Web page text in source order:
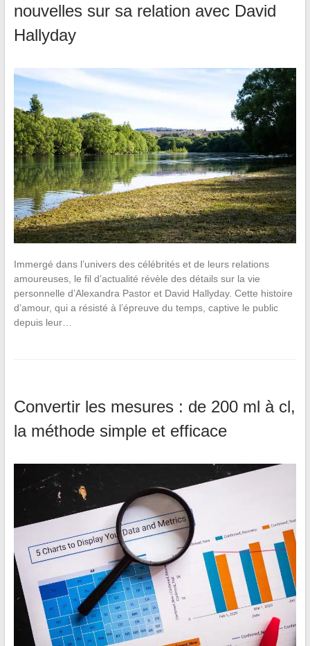
nouvelles sur sa relation avec David
Hallyday
Immergé dans l’univers des célébrités et de leurs relations
amoureuses, le fil d’actualité révèle des détails sur la vie
personnelle d’Alexandra Pastor et David Hallyday. Cette histoire
d’amour, qui a résisté à l’épreuve du temps, captive le public
depuis leur…
Convertir les mesures : de 200 ml à cl,
la méthode simple et efficace